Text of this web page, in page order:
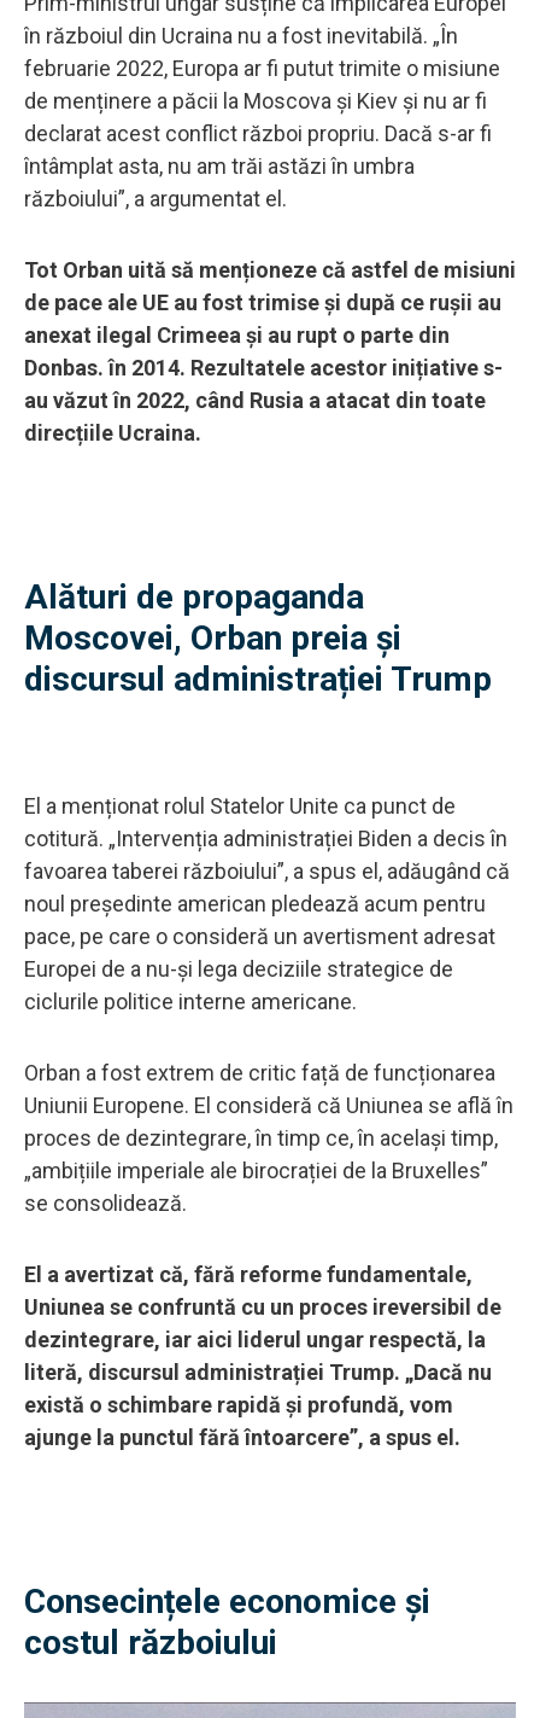
în războiul din Ucraina nu a fost inevitabilă. „În
februarie 2022, Europa ar fi putut trimite o misiune
de menținere a păcii la Moscova și Kiev și nu ar fi
declarat acest conflict război propriu. Dacă s-ar fi
întâmplat asta, nu am trăi astăzi în umbra
războiului”, a argumentat el.
Tot Orban uită să menționeze că astfel de misiuni
de pace ale UE au fost trimise și după ce rușii au
anexat ilegal Crimeea și au rupt o parte din
Donbas. în 2014. Rezultatele acestor inițiative s-
au văzut în 2022, când Rusia a atacat din toate
direcțiile Ucraina.
Alături de propaganda
Moscovei, Orban preia și
discursul administrației Trump
El a menționat rolul Statelor Unite ca punct de
cotitură. „Intervenția administrației Biden a decis în
favoarea taberei războiului”, a spus el, adăugând că
noul președinte american pledează acum pentru
pace, pe care o consideră un avertisment adresat
Europei de a nu-și lega deciziile strategice de
ciclurile politice interne americane.
Orban a fost extrem de critic față de funcționarea
Uniunii Europene. El consideră că Uniunea se află în
proces de dezintegrare, în timp ce, în același timp,
„ambițiile imperiale ale birocrației de la Bruxelles”
se consolidează.
El a avertizat că, fără reforme fundamentale,
Uniunea se confruntă cu un proces ireversibil de
dezintegrare, iar aici liderul ungar respectă, la
literă, discursul administrației Trump. „Dacă nu
există o schimbare rapidă și profundă, vom
ajunge la punctul fără întoarcere”, a spus el.
Consecințele economice și
costul războiului